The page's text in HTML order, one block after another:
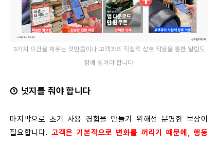
3가지 요건을 채우는 것만큼이나 고객과의 직접적 상호 작용을 통한 알림도
함께 챙겨야 합니다
③ 넛지를 줘야 합니다
마지막으로 초기 사용 경험을 만들기 위해선 분명한 보상이
필요합니다. 고객은 기본적으로 변화를 꺼리기 때문에, 행동